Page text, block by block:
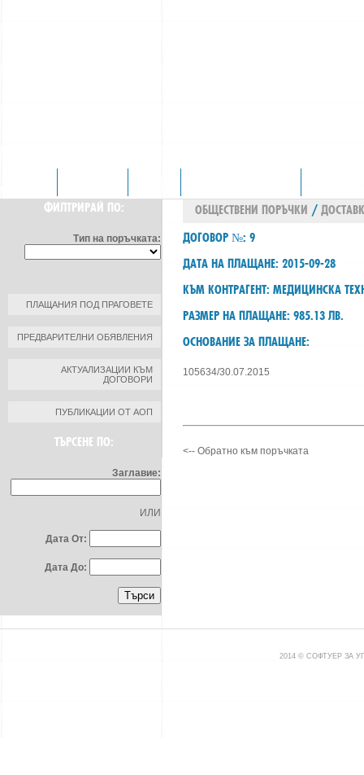
ФИЛТРИРАЙ ПО:
Тип на поръчката:
ПЛАЩАНИЯ ПОД ПРАГОВЕТЕ
ПРЕДВАРИТЕЛНИ ОБЯВЛЕНИЯ
АКТУАЛИЗАЦИИ КЪМ
ДОГОВОРИ
ПУБЛИКАЦИИ ОТ АОП
ТЪРСЕНЕ ПО:
Заглавие:
ИЛИ
Дата От:
Дата До:
ОБЩЕСТВЕНИ ПОРЪЧКИ /
ДОГОВОР №: 9
ДАТА НА ПЛАЩАНЕ: 2015-09-28
КЪМ КОНТРАГЕНТ: МЕДИЦИНСКА
РАЗМЕР НА ПЛАЩАНЕ: 985.13 ЛВ.
ОСНОВАНИЕ ЗА ПЛАЩАНЕ:
105634/30.07.2015
<-- Обратно към поръчката
2014 © СОФТУЕР ЗА